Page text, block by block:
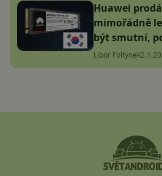
Huawei
mimořádně
být smutní,
Libor Foltýnek